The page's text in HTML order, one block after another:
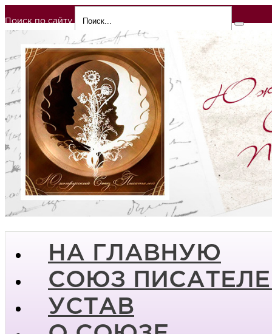
Поиск по сайту
НА ГЛАВНУЮ
СОЮЗ
УСТАВ